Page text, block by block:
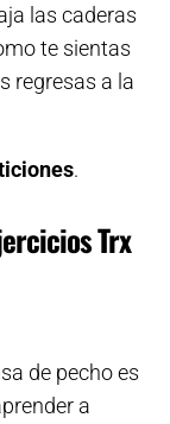
las caderas
te sientas
regresas a la
.
Trx
de pecho es
a